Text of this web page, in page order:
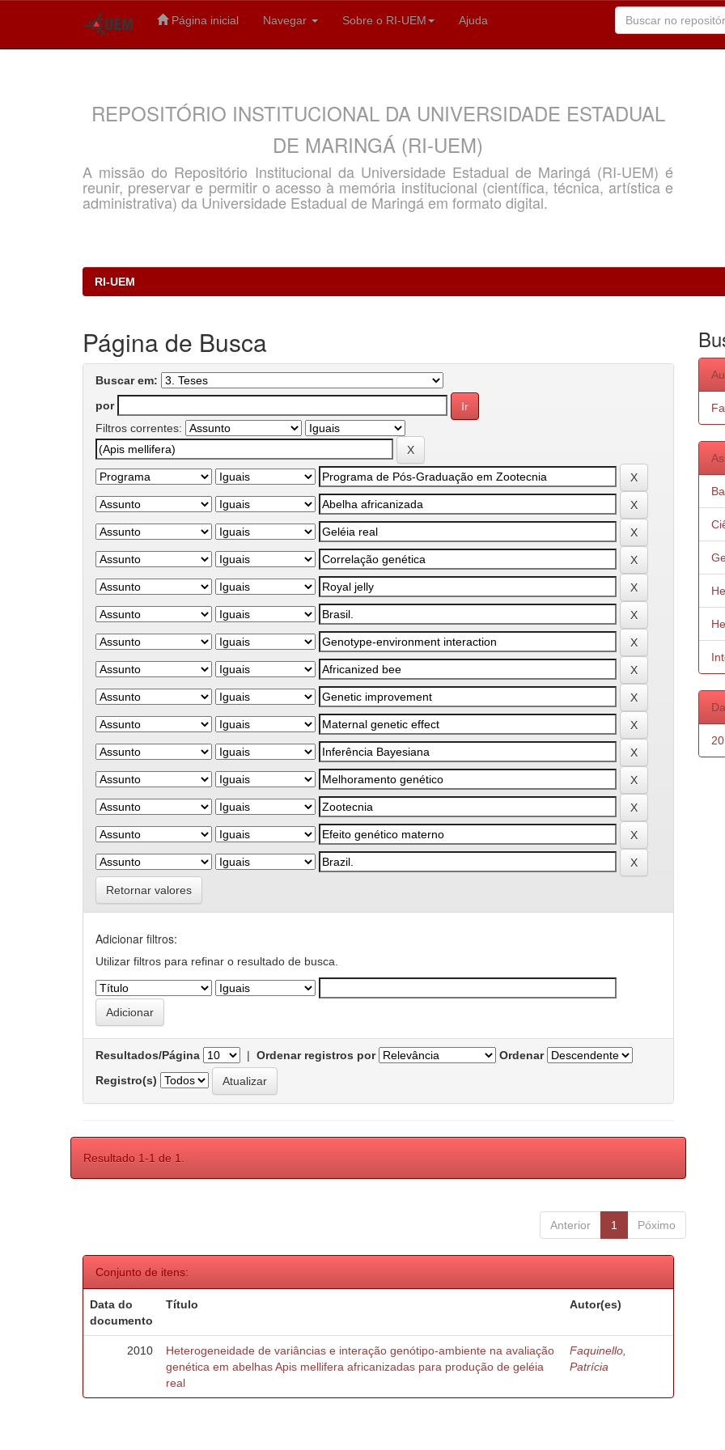
Página inicial Navegar Sobre o RI-UEM Ajuda
REPOSITÓRIO INSTITUCIONAL DA UNIVERSIDADE ESTADUAL
DE MARINGÁ (RI-UEM)
A missão do Repositório Institucional da Universidade Estadual de Maringá (RI-UEM) é
reunir, preservar e permitir o acesso à memória institucional (científica, técnica, artística e
administrativa) da Universidade Estadual de Maringá em formato digital.
RI-UEM
Página de Busca
Buscar em:
por
Filtros correntes:
Retornar valores
Adicionar filtros:
Utilizar filtros para refinar o resultado de busca.
Resultados/Página | Ordenar registros por
Ordenar
Registro(s)
Resultado 1-1 de 1.
Anterior 1 Póximo
Conjunto de itens:
Data do
documento
Título Autor(es)
2010
Heterogeneidade de variâncias e interação genótipo-ambiente na avaliação
genética em abelhas Apis mellifera africanizadas para produção de geléia
real
Faquinello,
Patrícia